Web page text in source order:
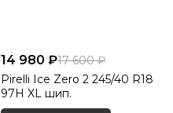
14 980 ₽17 600 ₽
Pirelli Ice Zero 2 245/40 R18
97H XL шип.